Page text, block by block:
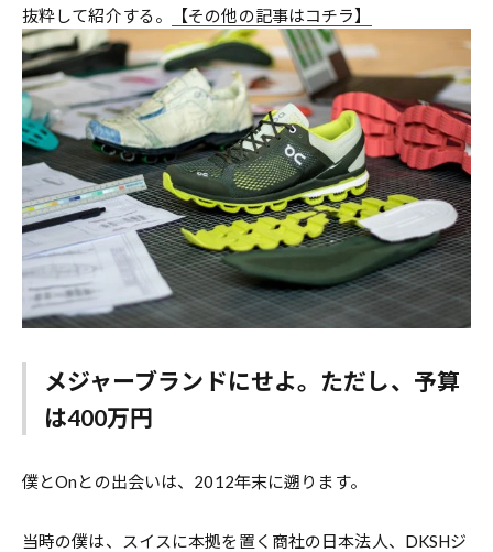
抜粋して紹介する。
【その他の記事はコチラ】
メジャーブランドにせよ。ただし、予算
は400万円
僕とOnとの出会いは、2012年末に遡ります。
当時の僕は、スイスに本拠を置く商社の日本法人、DKSHジ